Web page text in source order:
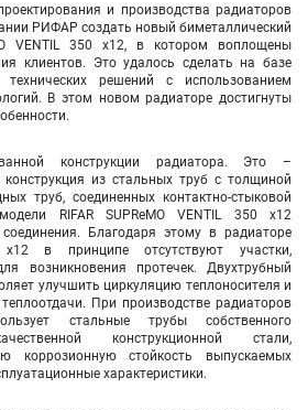
и производства радиаторов
РИФАР создать новый биметаллический
VENTIL 350 х12, в котором воплощены
клиентов. Это удалось сделать на базе
решений с использованием
В этом новом радиаторе достигнуты
конструкции радиатора. Это –
из стальных труб с толщиной
труб, соединенных контактно-стыковой
RIFAR SUPReMO VENTIL 350 х12
Благодаря этому в радиаторе
в принципе отсутствуют участки,
возникновения протечек. Двухтрубный
улучшить циркуляцию теплоносителя и
При производстве радиаторов
стальные трубы собственного
конструкционной стали,
коррозионную стойкость выпускаемых
характеристики.